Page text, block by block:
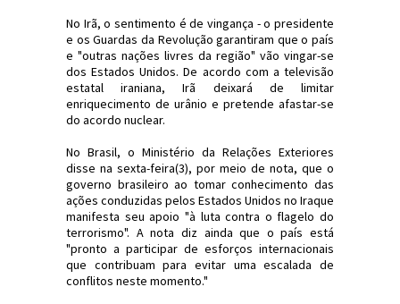
No Irã, o sentimento é de vingança - o presidente
e os Guardas da Revolução garantiram que o país
e "outras nações livres da região" vão vingar-se
dos Estados Unidos. De acordo com a televisão
estatal iraniana, Irã deixará de limitar
enriquecimento de urânio e pretende afastar-se
do acordo nuclear.
No Brasil, o Ministério da Relações Exteriores
disse na sexta-feira(3), por meio de nota, que o
governo brasileiro ao tomar conhecimento das
ações conduzidas pelos Estados Unidos no Iraque
manifesta seu apoio "à luta contra o flagelo do
terrorismo". A nota diz ainda que o país está
"pronto a participar de esforços internacionais
que contribuam para evitar uma escalada de
conflitos neste momento."